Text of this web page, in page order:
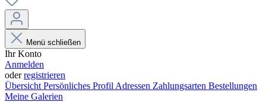
Menü schließen
Ihr Konto
Anmelden
oderregistrieren
Übersicht Persönliches Profil Adressen Zahlungsarten Bestellungen
Meine Galerien